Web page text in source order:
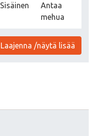
Sisäinen
Antaa
mehua
Laajenna /näytä lisää